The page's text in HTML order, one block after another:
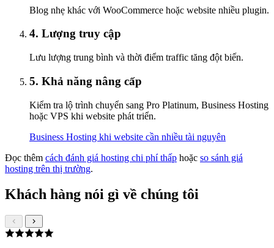
Blog nhẹ khác với WooCommerce hoặc website nhiều plugin.
4. Lượng truy cập
Lưu lượng trung bình và thời điểm traffic tăng đột biến.
5. Khả năng nâng cấp
Kiểm tra lộ trình chuyển sang Pro Platinum, Business Hosting
hoặc VPS khi website phát triển.
Business Hosting khi website cần nhiều tài nguyên
Đọc thêm cách đánh giá hosting chi phí thấp hoặc so sánh giá
hosting trên thị trường.
Khách hàng nói gì về chúng tôi